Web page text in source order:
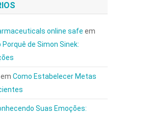
online safe em
de Simon Sinek:
emComo Estabelecer Metas
Suas Emoções: